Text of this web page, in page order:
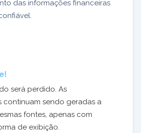
das informações financeiras
será perdido. As
continuam sendo geradas a
fontes, apenas com
de exibição.